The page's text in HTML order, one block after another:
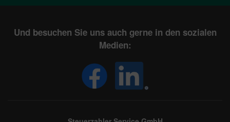
Und besuchen Sie uns auch gerne in den sozialen
Medien: